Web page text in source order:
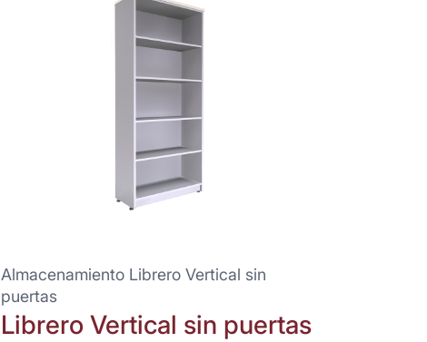
Almacenamiento Librero Vertical sin
puertas
Librero Vertical sin puertas